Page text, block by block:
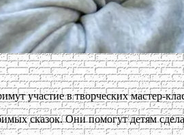
участие в творческих мастер-
сказок. Они помогут детям